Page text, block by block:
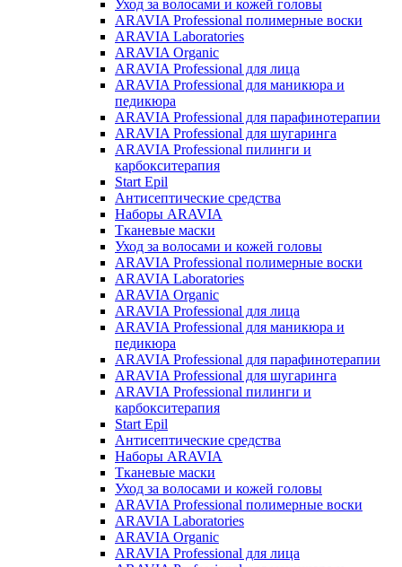
Уход за волосами и кожей головы
ARAVIA Professional полимерные воски
ARAVIA Laboratories
ARAVIA Organic
ARAVIA Professional для лица
ARAVIA Professional для маникюра и
педикюра
ARAVIA Professional для парафинотерапии
ARAVIA Professional для шугаринга
ARAVIA Professional пилинги и
карбокситерапия
Start Epil
Антисептические средства
Наборы ARAVIA
Тканевые маски
Уход за волосами и кожей головы
ARAVIA Professional полимерные воски
ARAVIA Laboratories
ARAVIA Organic
ARAVIA Professional для лица
ARAVIA Professional для маникюра и
педикюра
ARAVIA Professional для парафинотерапии
ARAVIA Professional для шугаринга
ARAVIA Professional пилинги и
карбокситерапия
Start Epil
Антисептические средства
Наборы ARAVIA
Тканевые маски
Уход за волосами и кожей головы
ARAVIA Professional полимерные воски
ARAVIA Laboratories
ARAVIA Organic
ARAVIA Professional для лица